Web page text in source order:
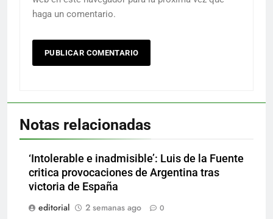
haga un comentario.
Notas relacionadas
‘Intolerable e inadmisible’: Luis de la Fuente
critica provocaciones de Argentina tras
victoria de España
editorial
2 semanas ago 0